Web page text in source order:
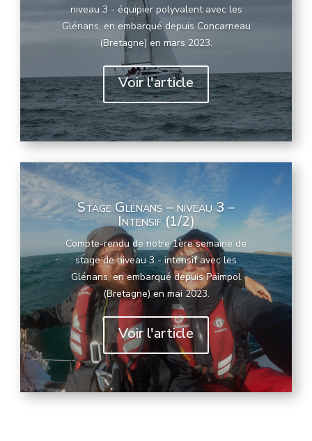
niveau 3 - équipier polyvalent avec les
Glénans, en embarqué depuis Concarneau
(Bretagne) en mars 2023.
Voir l'article
Stage Glénans – niveau 3 –
Intensif (1/2)
Compte-rendu de notre 1ère semaine de
stage de niveau 3 - intensif avec les
Glénans, en embarqué depuis Paimpol
(Bretagne) en mai 2023.
Voir l'article